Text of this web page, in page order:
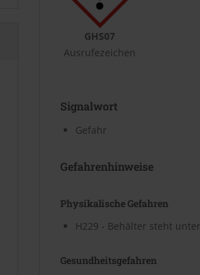
GHS07
Ausrufezeichen
Signalwort
Gefahr
Gefahrenhinweise
Physikalische Gefahren
H229 - Behälter steht
Gesundheitsgefahren